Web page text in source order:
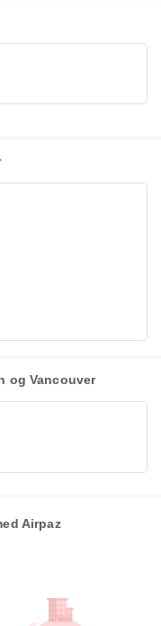
og Vancouver
Airpaz